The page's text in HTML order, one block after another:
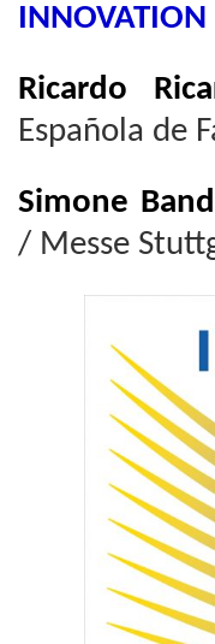
Ricardo
Española de
Simone
/ Messe